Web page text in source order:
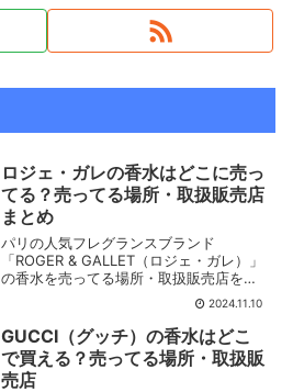
ロジェ・ガレの香水はどこに売っ
てる？売ってる場所・取扱販売店
まとめ
パリの人気フレグランスブランド
「ROGER & GALLET（ロジェ・ガレ）」
の香水を売ってる場所・取扱販売店をま
とめました。市販・実店舗まずは、市
販・実店舗でロジェ・ガレの香水を売っ
てる場所を紹介します。フルーツギャザ
リングビューティーシ...
2024.11.10
GUCCI（グッチ）の香水はどこ
で買える？売ってる場所・取扱販
売店